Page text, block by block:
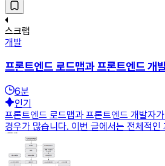
스크랩
개발
프론트엔드 로드맵과 프론트엔드 개
6분
인기
프론트엔드 로드맵과 프론트엔드 개발자
경우가 많습니다. 이번 글에서는 전체적인